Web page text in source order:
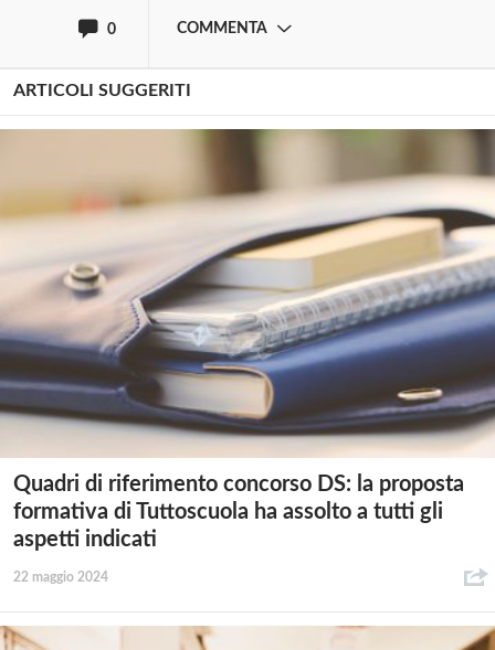
0 COMMENTA
ARTICOLI SUGGERITI
Quadri di riferimento concorso DS: la proposta
formativa di Tuttoscuola ha assolto a tutti gli
aspetti indicati
22 maggio 2024